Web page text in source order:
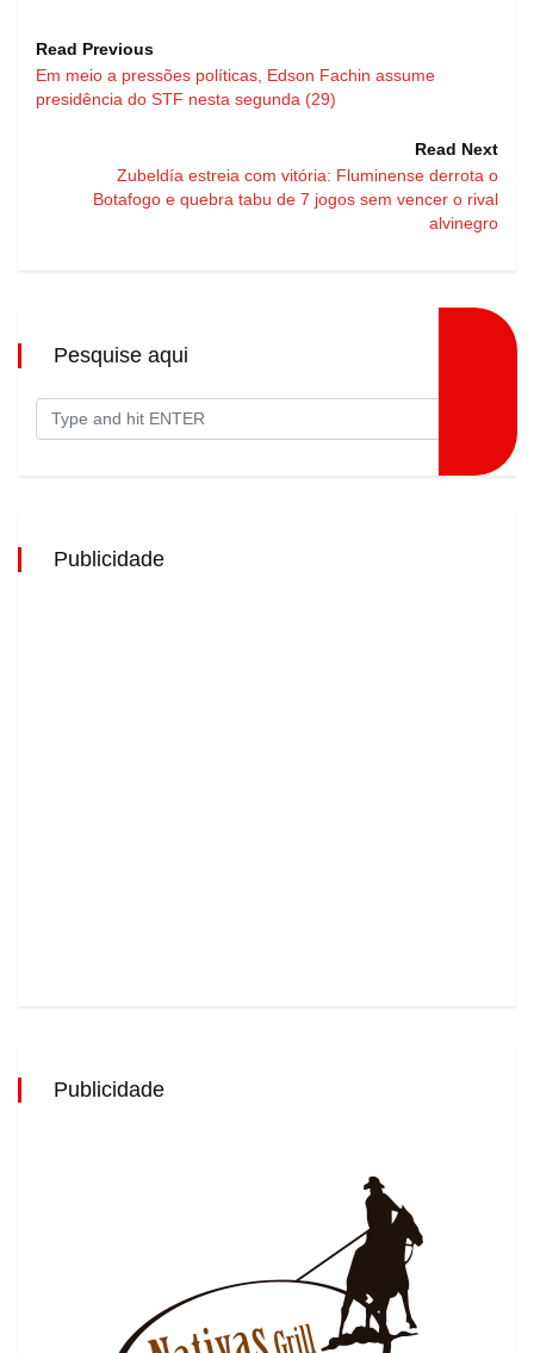
Read Previous
Em meio a pressões políticas, Edson Fachin assume
presidência do STF nesta segunda (29)
Read Next
Zubeldía estreia com vitória: Fluminense derrota o
Botafogo e quebra tabu de 7 jogos sem vencer o rival
alvinegro
Pesquise aqui
Publicidade
Publicidade